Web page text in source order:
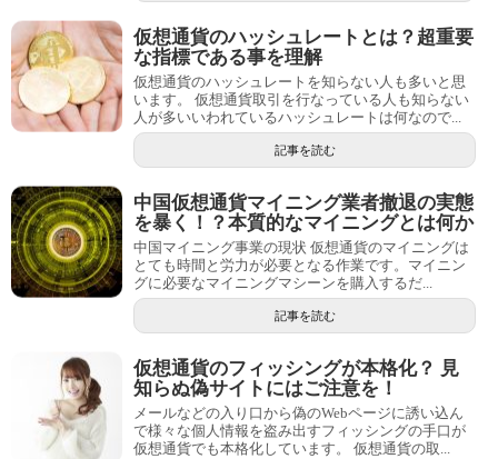
仮想通貨のハッシュレートとは？超重要
な指標である事を理解
仮想通貨のハッシュレートを知らない人も多いと思
います。 仮想通貨取引を行なっている人も知らない
人が多いいわれているハッシュレートは何なので...
記事を読む
中国仮想通貨マイニング業者撤退の実態
を暴く！？本質的なマイニングとは何か
中国マイニング事業の現状 仮想通貨のマイニングは
とても時間と労力が必要となる作業です。マイニン
グに必要なマイニングマシーンを購入するだ...
記事を読む
仮想通貨のフィッシングが本格化？ 見
知らぬ偽サイトにはご注意を！
メールなどの入り口から偽のWebページに誘い込ん
で様々な個人情報を盗み出すフィッシングの手口が
仮想通貨でも本格化しています。 仮想通貨の取...